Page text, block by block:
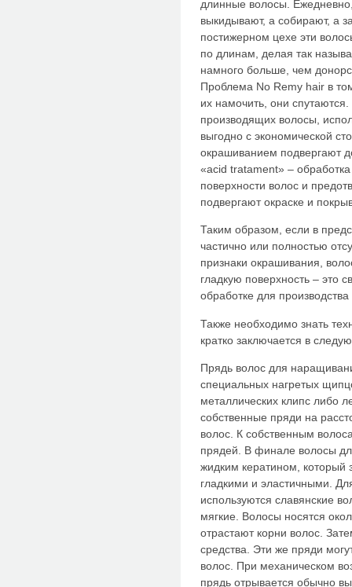
длинные волосы.
выкидывают, а собирают, а
постижерном цехе эти
по длинам, делая так
намного больше, чем
Проблема No Remy hair в
их намочить, они
производящих волосы,
выгодно с экономической
окрашиванием подвергают
«acid tratament» –
поверхности волос и
подвергают окраске и
Таким образом, если в
частично или полностью
признаки окрашивания,
гладкую поверхность – это
обработке для
Также необходимо знать
кратко заключается в
Прядь волос для
специальных нагретых
металлических клипс либо
собственные пряди на
волос. К собственным
прядей. В финале волосы
жидким кератином, который
гладкими и эластичными.
используются славянские
мягкие. Волосы носятся
отрастают корни волос.
средства. Эти же пряди
волос. При механическом
прядь отрывается обычно